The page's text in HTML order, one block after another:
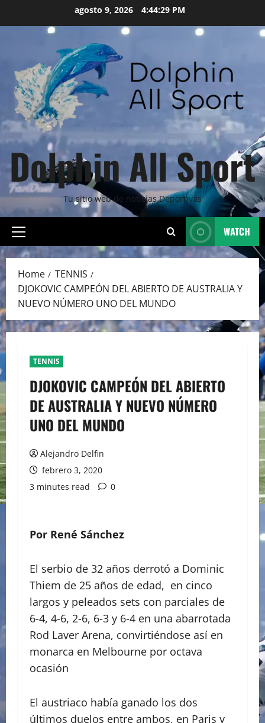
agosto 9, 2026 4:44:30 PM
Dolphin All Sport
Tu sitio web de noticias Deportivas
Primary
Menu
WATCH
Home
TENNIS
DJOKOVIC CAMPEÓN DEL ABIERTO DE AUSTRALIA Y
NUEVO NÚMERO UNO DEL MUNDO
TENNIS
DJOKOVIC CAMPEÓN DEL ABIERTO
DE AUSTRALIA Y NUEVO NÚMERO
UNO DEL MUNDO
Alejandro Delfin
febrero 3, 2020
3 minutes read
0
Por René Sánchez
El serbio de 32 años derrotó a Dominic
Thiem de 25 años de edad, en cinco
largos y peleados sets con parciales de
6-4, 4-6, 2-6, 6-3 y 6-4 en una abarrotada
Rod Laver Arena, convirtiéndose así en
monarca en Melbourne por octava
ocasión
El austriaco había ganado los dos
últimos duelos entre ambos, en Paris y